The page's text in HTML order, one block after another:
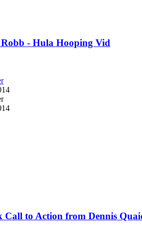
- Hula Hooping Vid
Call to Action from Dennis